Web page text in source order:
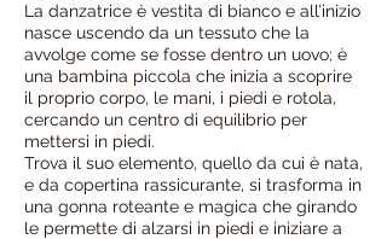
La danzatrice è vestita di bianco e all’inizio
nasce uscendo da un tessuto che la
avvolge come se fosse dentro un uovo; è
una bambina piccola che inizia a scoprire
il proprio corpo, le mani, i piedi e rotola,
cercando un centro di equilibrio per
mettersi in piedi.
Trova il suo elemento, quello da cui è nata,
e da copertina rassicurante, si trasforma in
una gonna roteante e magica che girando
le permette di alzarsi in piedi e iniziare a